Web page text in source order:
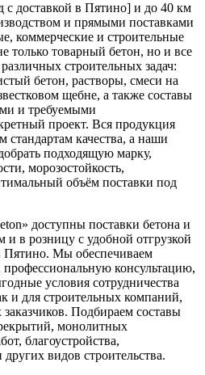
с доставкой в Пятино] и до 40 км
и прямыми поставками
коммерческие и строительные
только товарный бетон, но и все
строительных задач:
бетон, растворы, смеси на
щебне, а также составы
и требуемыми
проект. Вся продукция
стандартам качества, а наши
подходящую марку,
морозостойкость,
объём поставки под
доступны поставки бетона и
и в розницу с удобной отгрузкой
Пятино. Мы обеспечиваем
профессиональную консультацию,
условия сотрудничества
и для строительных компаний,
Подбираем составы
монолитных
благоустройства,
видов строительства.